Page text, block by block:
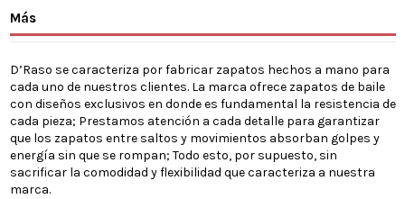
Más
D’Raso se caracteriza por fabricar zapatos hechos a mano para
cada uno de nuestros clientes. La marca ofrece zapatos de baile
con diseños exclusivos en donde es fundamental la resistencia de
cada pieza; Prestamos atención a cada detalle para garantizar
que los zapatos entre saltos y movimientos absorban golpes y
energía sin que se rompan; Todo esto, por supuesto, sin
sacrificar la comodidad y flexibilidad que caracteriza a nuestra
marca.